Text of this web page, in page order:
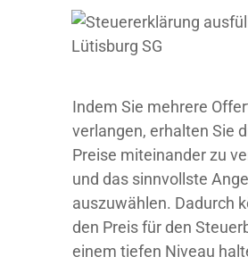
Indem Sie mehrere
verlangen, erhalten Sie
Preise miteinander zu
und das sinnvollste
auszuwählen. Dadurch
den Preis für den
einem tiefen Niveau